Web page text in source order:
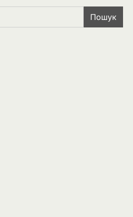
Пошук